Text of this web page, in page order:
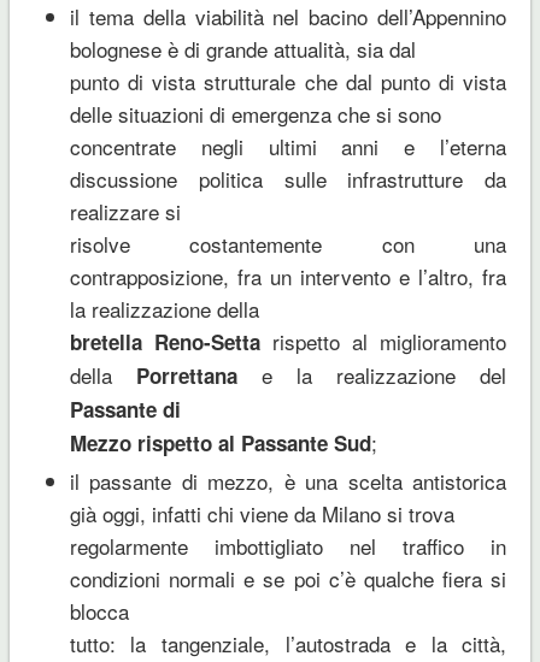
il tema della viabilità nel bacino dell’Appennino
bolognese è di grande attualità, sia dal
punto di vista strutturale che dal punto di vista
delle situazioni di emergenza che si sono
concentrate negli ultimi anni e l’eterna
discussione politica sulle infrastrutture da
realizzare si
risolve costantemente con una
contrapposizione, fra un intervento e l’altro, fra
la realizzazione della
bretella Reno-Settarispetto al miglioramento
della Porrettanae la realizzazione del
Passante di
Mezzo rispetto al Passante Sud;
il passante di mezzo, è una scelta antistorica
già oggi, infatti chi viene da Milano si trova
regolarmente imbottigliato nel traffico in
condizioni normali e se poi c’è qualche fiera si
blocca
tutto: la tangenziale, l’autostrada e la città,